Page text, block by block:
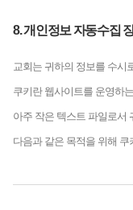
8. 개인정보 자동수집
교회는 귀하의 정보를 수시
쿠키란 웹사이트를 운영하
아주 작은 텍스트 파일로서
다음과 같은 목적을 위해 쿠